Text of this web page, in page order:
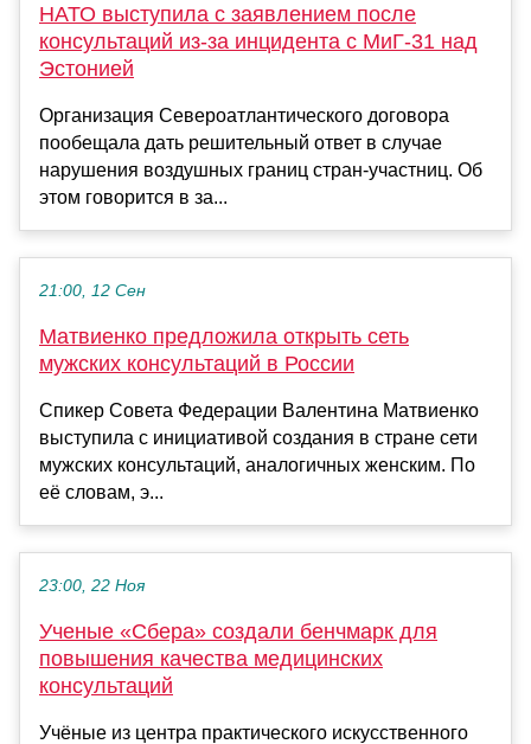
НАТО выступила с заявлением после
консультаций из-за инцидента с МиГ-31 над
Эстонией
Организация Североатлантического договора
пообещала дать решительный ответ в случае
нарушения воздушных границ стран-участниц. Об
этом говорится в за...
21:00, 12 Сен
Матвиенко предложила открыть сеть
мужских консультаций в России
Спикер Совета Федерации Валентина Матвиенко
выступила с инициативой создания в стране сети
мужских консультаций, аналогичных женским. По
её словам, э...
23:00, 22 Ноя
Ученые «Сбера» создали бенчмарк для
повышения качества медицинских
консультаций
Учёные из центра практического искусственного